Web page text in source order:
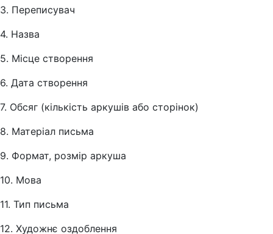
3. Переписувач
4. Назва
5. Місце створення
6. Дата створення
7. Обсяг (кількість аркушів або сторінок)
8. Матеріал письма
9. Формат, розмір аркуша
10. Мова
11. Тип письма
12. Художнє оздоблення